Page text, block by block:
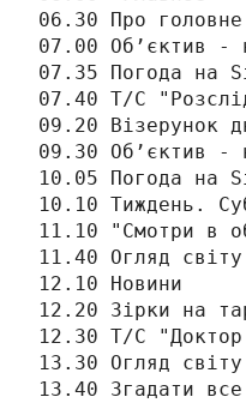
06.30 Про головне
07.00 Об’єктив -
07.35 Погода на
07.40 Т/С
09.20 Візерунок
09.30 Об’єктив -
10.05 Погода на
10.10 Тиждень.
11.10 "Смотри в
11.40 Огляд світу
12.10 Новини
12.20 Зірки на
12.30 Т/С
13.30 Огляд світу
13.40 Згадати все